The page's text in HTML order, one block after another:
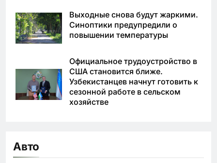
Выходные снова будут жаркими.
Синоптики предупредили о
повышении температуры
Официальное трудоустройство в
США становится ближе.
Узбекистанцев начнут готовить к
сезонной работе в сельском
хозяйстве
Авто